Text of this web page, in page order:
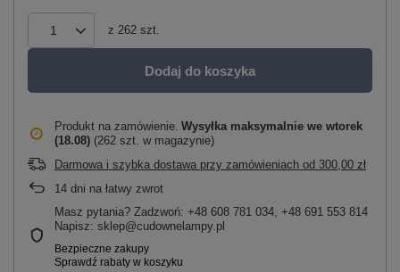
z 262 szt.
Dodaj do koszyka
Produkt na zamówienie Wysyłka maksymalnie we wtorek
(18.08) (262 szt. w magazynie)
Darmowa i szybka dostawa przy zamówieniach od 300,00 zł
14 dni na łatwy zwrot
Masz pytania? Zadzwoń: +48 608 781 034, +48 691 553 814
Napisz: sklep@cudownelampy.pl